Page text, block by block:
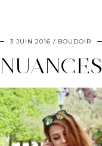
3 JUIN 2016 BOUDOIR
NUANCES